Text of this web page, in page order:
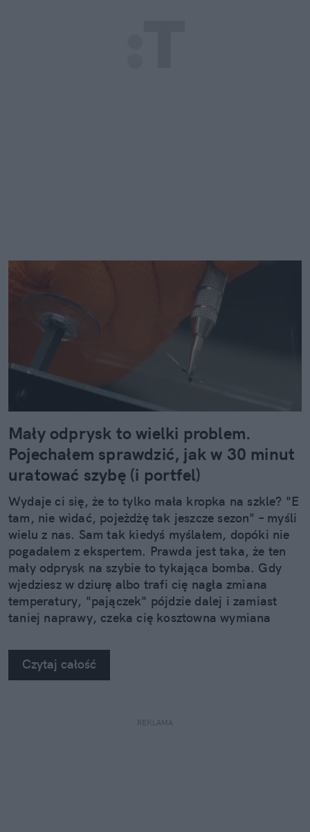
Mały odprysk to wielki problem.
Pojechałem sprawdzić, jak w 30 minut
uratować szybę (i portfel)
Wydaje ci się, że to tylko mała kropka na szkle? "E
tam, nie widać, pojeżdżę tak jeszcze sezon" – myśli
wielu z nas. Sam tak kiedyś myślałem, dopóki nie
pogadałem z ekspertem. Prawda jest taka, że ten
mały odprysk na szybie to tykająca bomba. Gdy
wjedziesz w dziurę albo trafi cię nagła zmiana
temperatury, "pajączek" pójdzie dalej i zamiast
taniej naprawy, czeka cię kosztowna wymiana
na własne oczy zobaczyć, jak profesjonaliści radzą
sobie z takimi uszkodzeniami.
Czytaj całość
REKLAMA